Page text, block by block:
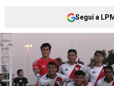
Seguí a